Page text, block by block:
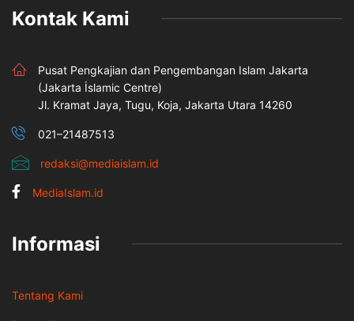
Kontak Kami
Pusat Pengkajian dan Pengembangan Islam Jakarta
(Jakarta İslamic Centre)
Jl. Kramat Jaya, Tugu, Koja, Jakarta Utara 14260
021–21487513
redaksi@mediaislam.id
MediaIslam.id
Informasi
Tentang Kami